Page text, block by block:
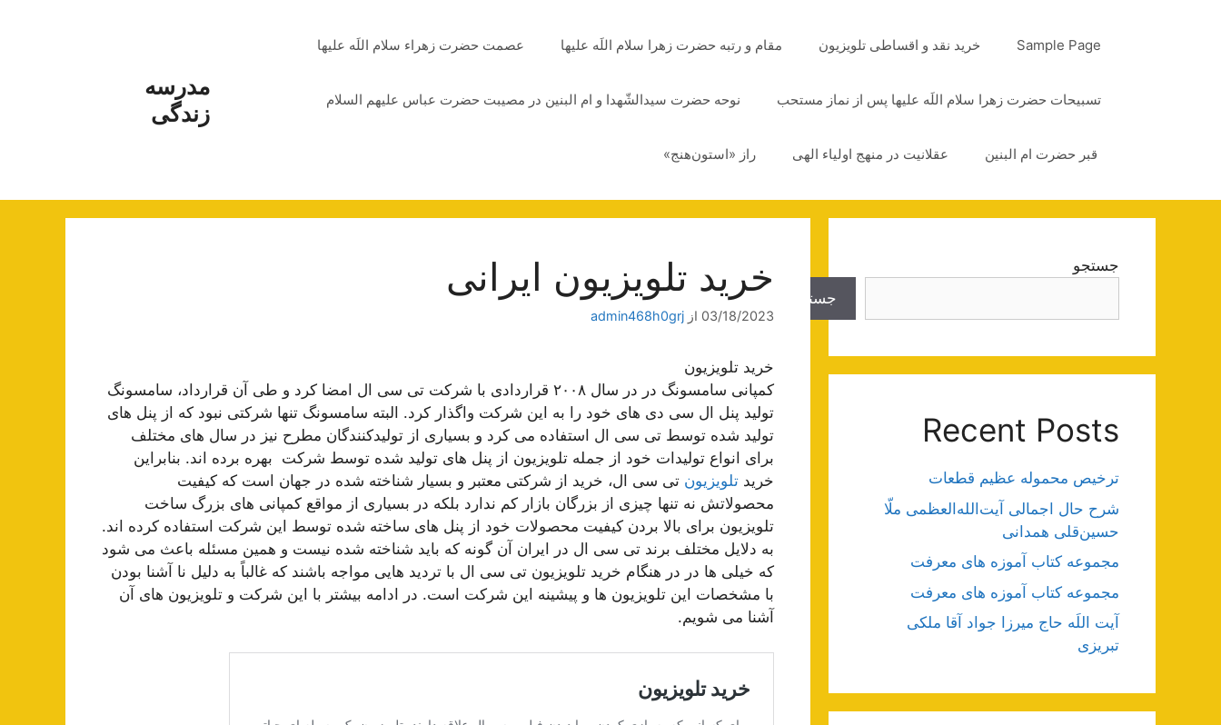
مدرسه
زندگی
Sample Page خرید نقد و اقساطی تلویزیون مقام و رتبه حضرت زهرا سلام اللَه علیها عصمت حضرت زهراء سلام اللَه علیها
تسبیحات حضرت زهرا سلام اللَه علیها پس از نماز مستحب نوحه حضرت سیدالشّهدا و ام البنین در مصیبت حضرت عباس علیهم السلام
قبر حضرت ام البنین عقلانیت در منهج اولیاء الهی راز «استون‌هنج»
خرید تلویزیون ایرانی
03/18/2023 از admin468h0grj
خرید تلویزیون
کمپانی سامسونگ در در سال ۲۰۰۸ قراردادی با شرکت تی سی ال امضا کرد و طی آن قرارداد، سامسونگ
تولید پنل ال سی دی های خود را به این شرکت واگذار کرد. البته سامسونگ تنها شرکتی نبود که از پنل های
تولید شده توسط تی سی ال استفاده می کرد و بسیاری از تولیدکنندگان مطرح نیز در سال های مختلف
برای انواع تولیدات خود از جمله تلویزیون از پنل های تولید شده توسط شرکت بهره برده اند. بنابراین
خرید تلویزیون تی سی ال، خرید از شرکتی معتبر و بسیار شناخته شده در جهان است که کیفیت
محصولاتش نه تنها چیزی از بزرگان بازار کم ندارد بلکه در بسیاری از مواقع کمپانی های بزرگ ساخت
تلویزیون برای بالا بردن کیفیت محصولات خود از پنل های ساخته شده توسط این شرکت استفاده کرده اند.
به دلایل مختلف برند تی سی ال در ایران آن گونه که باید شناخته شده نیست و همین مسئله باعث می شود
که خیلی ها در در هنگام خرید تلویزیون تی سی ال با تردید هایی مواجه باشند که غالباً به دلیل نا آشنا بودن
با مشخصات این تلویزیون ها و پیشینه این شرکت است. در ادامه بیشتر با این شرکت و تلویزیون های آن
آشنا می شویم.
جستجو
جستجو
Recent Posts
ترخیص محموله عظیم قطعات
شرح حال اجمالی آیت‌الله‌العظمی ملّا
حسین‌قلی همدانی
مجموعه کتاب آموزه های معرفت
مجموعه کتاب آموزه های معرفت
آیت اللَه حاج میرزا جواد آقا ملکی
تبریزی